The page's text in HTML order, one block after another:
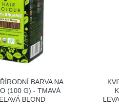
BARVA NA
(100 G) - TMAVÁ
BLOND